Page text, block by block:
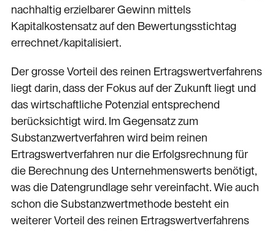
nachhaltig erzielbarer Gewinn mittels
Kapitalkostensatz auf den Bewertungsstichtag
errechnet/kapitalisiert.
Der grosse Vorteil des reinen Ertragswertverfahrens
liegt darin, dass der Fokus auf der Zukunft liegt und
das wirtschaftliche Potenzial entsprechend
berücksichtigt wird. Im Gegensatz zum
Substanzwertverfahren wird beim reinen
Ertragswertverfahren nur die Erfolgsrechnung für
die Berechnung des Unternehmenswerts benötigt,
was die Datengrundlage sehr vereinfacht. Wie auch
schon die Substanzwertmethode besteht ein
weiterer Vorteil des reinen Ertragswertverfahrens